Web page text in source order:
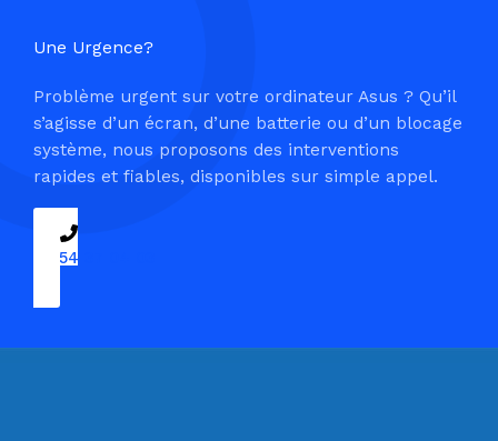
Une Urgence?
Problème urgent sur votre ordinateur Asus ? Qu’il
s’agisse d’un écran, d’une batterie ou d’un blocage
système, nous proposons des interventions
rapides et fiables, disponibles sur simple appel.
09 54 37 04 03